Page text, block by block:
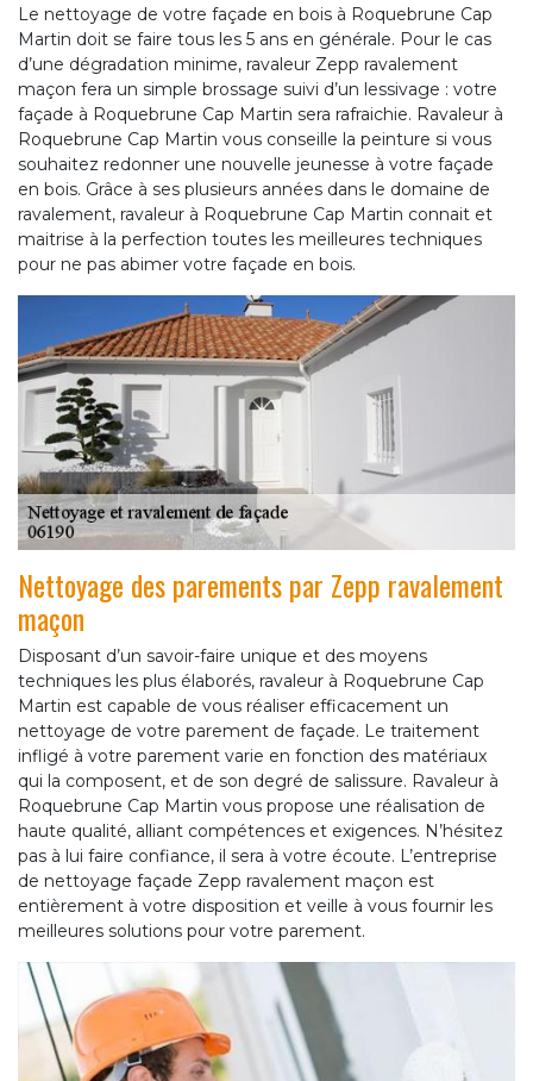
Le nettoyage de votre façade en bois à Roquebrune Cap
Martin doit se faire tous les 5 ans en générale. Pour le cas
d’une dégradation minime, ravaleur Zepp ravalement
maçon fera un simple brossage suivi d’un lessivage : votre
façade à Roquebrune Cap Martin sera rafraichie. Ravaleur à
Roquebrune Cap Martin vous conseille la peinture si vous
souhaitez redonner une nouvelle jeunesse à votre façade
en bois. Grâce à ses plusieurs années dans le domaine de
ravalement, ravaleur à Roquebrune Cap Martin connait et
maitrise à la perfection toutes les meilleures techniques
pour ne pas abimer votre façade en bois.
Nettoyage des parements par Zepp ravalement
maçon
Disposant d’un savoir-faire unique et des moyens
techniques les plus élaborés, ravaleur à Roquebrune Cap
Martin est capable de vous réaliser efficacement un
nettoyage de votre parement de façade. Le traitement
infligé à votre parement varie en fonction des matériaux
qui la composent, et de son degré de salissure. Ravaleur à
Roquebrune Cap Martin vous propose une réalisation de
haute qualité, alliant compétences et exigences. N’hésitez
pas à lui faire confiance, il sera à votre écoute. L’entreprise
de nettoyage façade Zepp ravalement maçon est
entièrement à votre disposition et veille à vous fournir les
meilleures solutions pour votre parement.